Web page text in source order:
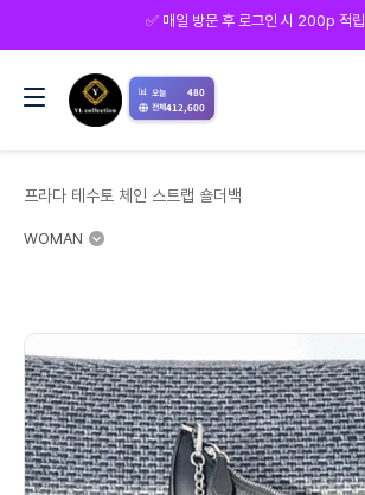
⭕ 회원가입 시 5,000p 적립! ⭕
📊 오늘 480
전체412,600
프라다 테수토 체인 스트랩 숄더백
WOMAN